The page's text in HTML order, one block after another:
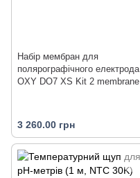
Набір мембран для
полярографічного електрода
OXY DO7 XS Kit 2 membrane
3 260.00 грн